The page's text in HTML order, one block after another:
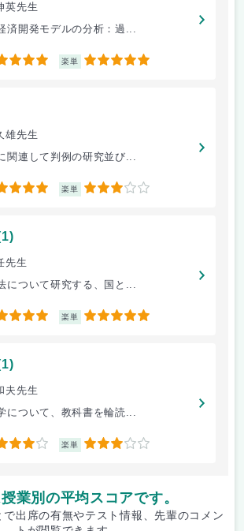
英先生
済開発モデルの分析：過...
楽単 5
雄先生
関連して判例の研究並び...
楽単 3
先生
について研究する、国と...
楽単 5
夫先生
について、教科書を輪読...
楽単 3
業別の平均スコアです。
で出席の有無やテスト情報、先輩のコメン